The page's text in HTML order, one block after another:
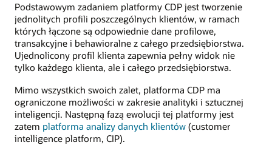
Podstawowym zadaniem platformy CDP jest tworzenie
jednolitych profili poszczególnych klientów, w ramach
których łączone są odpowiednie dane profilowe,
transakcyjne i behawioralne z całego przedsiębiorstwa.
Ujednolicony profil klienta zapewnia pełny widok nie
tylko każdego klienta, ale i całego przedsiębiorstwa.
Mimo wszystkich swoich zalet, platforma CDP ma
ograniczone możliwości w zakresie analityki i sztucznej
inteligencji. Następną fazą ewolucji tej platformy jest
zatem platforma analizy danych klientów (customer
intelligence platform, CIP).